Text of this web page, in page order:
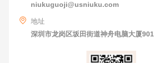
niukuguoji@usniuku.com
地址
深圳市龙岗区坂田街道神舟电脑大厦901